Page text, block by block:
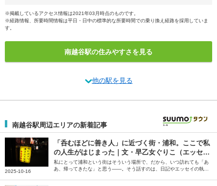
※掲載しているアクセス情報は2021年03月時点のものです。
※経路情報、所要時間情報は平日・日中の標準的な所要時間での乗り換え経路を採用していま
す。
南越谷駅の住みやすさを見る
他の駅を見る
南越谷駅周辺エリアの新着記事
2025-10-16
「呑むほどに善き人」に近づく街・浦和。ここで私
の人生がはじまった｜文・早乙女ぐりこ（エッセイ
スト）
私にとって浦和という街はそういう場所で、だから、いつ訪れても「あ
あ、帰ってきたな」と思う――。そう話すのは、日記やエッセイの執筆